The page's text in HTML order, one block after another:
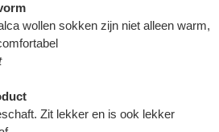
wollen sokken zijn niet alleen warm,
Zit lekker en is ook lekker